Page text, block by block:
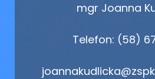
mgr Joanna
Telefon: (58)